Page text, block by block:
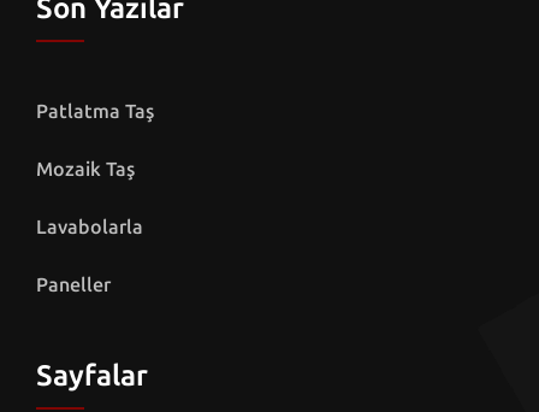
Son Yazılar
Patlatma Taş
Mozaik Taş
Lavabolarla
Paneller
Sayfalar